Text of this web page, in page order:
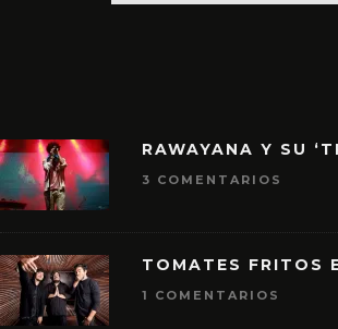
RAWAYANA Y SU
3 COMENTARIOS
TOMATES FRITOS
1 COMENTARIOS